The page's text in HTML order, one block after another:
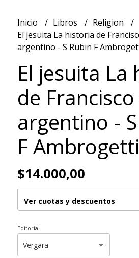
Inicio Libros
Religion
El jesuita La historia de
argentino - S Rubin F
El jesuita La
de
argentino -
F Ambrogetti
$14.000,00
Ver cuotas y descuentos
Editorial